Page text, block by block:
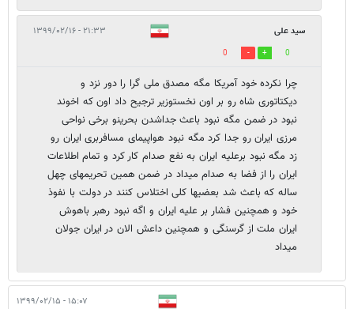
سید علی ۲۱:۳۳ - ۱۳۹۹/۰۲/۱۶
0
0
چرا نکرده خود آمریکا مگه مصدق ملی گرا را دور نزد و
دیکتاتوری شاه رو بر اون نخستوزیر ترجیح داد اون که اخوند
نبود در ضمن مگه نبود باعث جداشدن بحرینو برخی نواحی
مرزی ایران رو جدا کرد مگه نبود هواپیمای مسافربری ایران رو
زد مگه نبود برعلیه ایران به نفع صدام کار کرد و تمام اطلاعات
ایران را از فضا به صدام میداد در ضمن همین تحریمهای چهل
ساله که باعث شد بعضیها کلی اختلاس کنند در دولت با نفوذ
خود و همچنین فشار بر علیه ایران و اگه نبود رهبر باهوش
ایران ملت از گرسنگی و همچنین داعش الان در ایران جولان
میداد
۱۵:۰۷ - ۱۳۹۹/۰۲/۱۵